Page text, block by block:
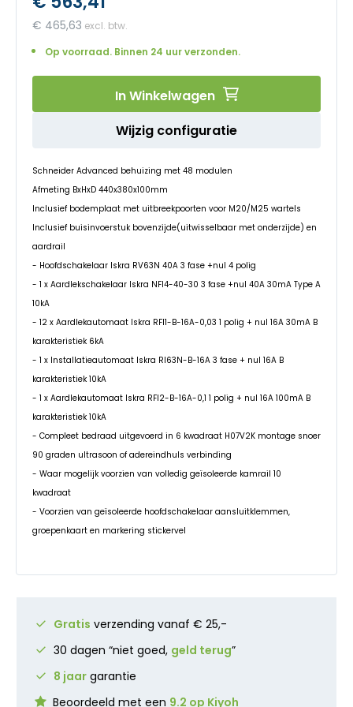
€ 465,63
Op voorraad. Binnen 24 uur verzonden.
Wijzig configuratie
In Winkelwagen
Schneider Advanced behuizing met 48 modulen
Afmeting BxHxD 440x380x100mm
Inclusief bodemplaat met uitbreekpoorten voor M20/M25 wartels
Inclusief buisinvoerstuk bovenzijde(uitwisselbaar met onderzijde) en
aardrail
- Hoofdschakelaar Iskra RV63N 40A 3 fase +nul 4 polig
- 1 x Aardlekschakelaar Iskra NFI4-40-30 3 fase +nul 40A 30mA Type A
10kA
- 12 x Aardlekautomaat Iskra RFI1-B-16A-0,03 1 polig + nul 16A 30mA B
karakteristiek 6kA
- 1 x Installatieautomaat Iskra RI63N-B-16A 3 fase + nul 16A B
karakteristiek 10kA
- 1 x Aardlekautomaat Iskra RFI2-B-16A-0,1 1 polig + nul 16A 100mA B
karakteristiek 10kA
- Compleet bedraad uitgevoerd in 6 kwadraat H07V2K montage snoer
90 graden ultrasoon of adereindhuls verbinding
- Waar mogelijk voorzien van volledig geïsoleerde kamrail 10
kwadraat
- Voorzien van geïsoleerde hoofdschakelaar aansluitklemmen,
groepenkaart en markering stickervel
Gratis verzending vanaf € 25,-
30 dagen “niet goed, geld terug”
8 jaar garantie
Beoordeeld met een 9.2 op Kiyoh
afbeeldingen-